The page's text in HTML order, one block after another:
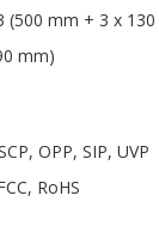
(500 mm + 3 x
mm)
OPP, SIP, UVP
RoHS